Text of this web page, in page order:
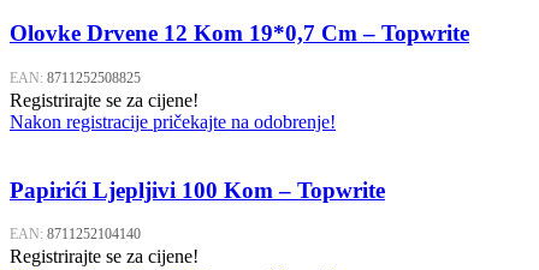
Olovke Drvene 12 Kom 19*0,7 Cm – Topwrite
EAN: 8711252508825
Registrirajte se za cijene!
Nakon registracije pričekajte na odobrenje!
Papirići Ljepljivi 100 Kom – Topwrite
EAN: 8711252104140
Registrirajte se za cijene!